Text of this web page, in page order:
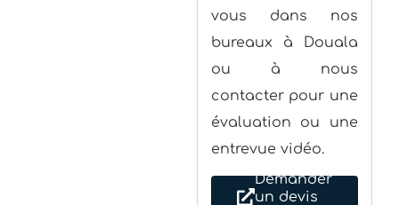
bureaux à Douala
ou à nous
contacter pour une
évaluation ou une
entrevue vidéo.
Demander
gratuit